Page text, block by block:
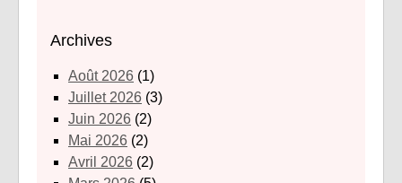
Archives
août 2026 (1)
juillet 2026 (3)
juin 2026 (2)
mai 2026 (2)
avril 2026 (2)